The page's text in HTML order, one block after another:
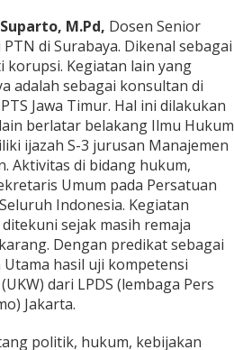
M.Pd, Dosen Senior
di Surabaya. Dikenal sebagai
korupsi. Kegiatan lain yang
adalah sebagai konsultan di
Jawa Timur. Hal ini dilakukan
berlatar belakang Ilmu Hukum
ijazah S-3 jurusan Manajemen
Aktivitas di bidang hukum,
Umum pada Persatuan
Indonesia. Kegiatan
sejak masih remaja
Dengan predikat sebagai
hasil uji kompetensi
dari LPDS (lembaga Pers
Jakarta.
politik, hukum, kebijakan